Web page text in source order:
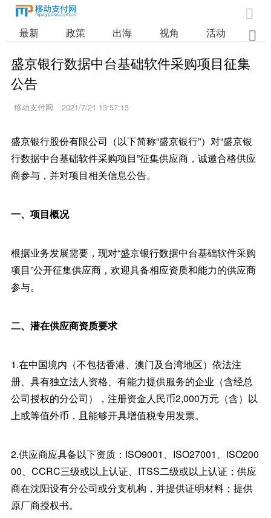

最新 政策 出海 视角 活动 业

盛京银行数据中台基础软件采购项目征集
公告
移动支付网 2021/7/21 13:57:13
盛京银行股份有限公司（以下简称“盛京银行”）对“盛京银
行数据中台基础软件采购项目”征集供应商，诚邀合格供应
商参与，并对项目相关信息公告。
一、项目概况
根据业务发展需要，现对“盛京银行数据中台基础软件采购
项目”公开征集供应商，欢迎具备相应资质和能力的供应商
参与。
二、潜在供应商资质要求
1.在中国境内（不包括香港、澳门及台湾地区）依法注
册、具有独立法人资格、有能力提供服务的企业（含经总
公司授权的分公司），注册资金人民币2,000万元（含）以
上或等值外币，且能够开具增值税专用发票。
2.供应商应具备以下资质：ISO9001、ISO27001、ISO200
00、CCRC三级或以上认证、ITSS二级或以上认证；供应
商在沈阳设有分公司或分支机构，并提供证明材料；提供
原厂商授权书。